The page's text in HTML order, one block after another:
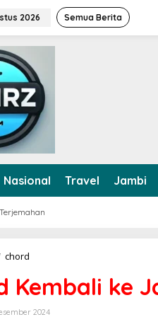
2026 Semua Berita
Nasional Travel Jambi
chord
o
r
d
Kembali ke
2024